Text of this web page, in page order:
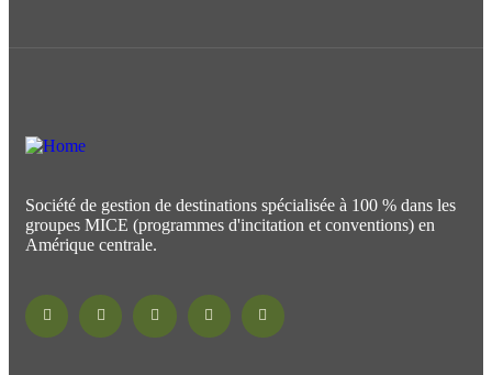
Société de gestion de destinations spécialisée à 100 % dans les
groupes MICE (programmes d'incitation et conventions) en
Amérique centrale.